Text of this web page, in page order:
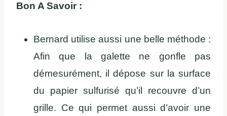
Bon A Savoir :
Bernard utilise aussi une belle méthode :
Afin que la galette ne gonfle pas
démesurément, il dépose sur la surface
du papier sulfurisé qu’il recouvre d’un
grille. Ce qui permet aussi d’avoir une